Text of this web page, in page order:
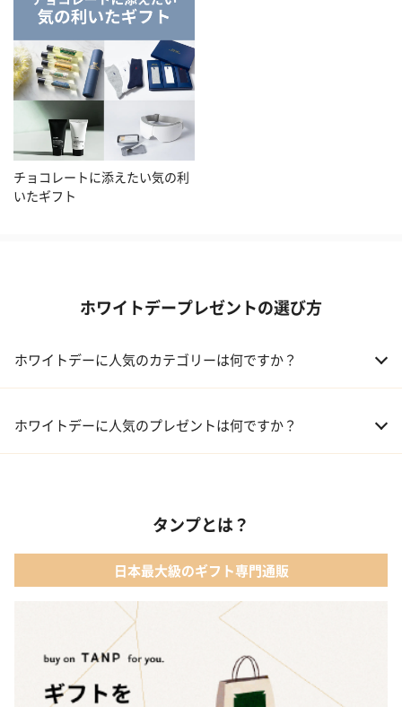
チョコレートに添えたい気の利
いたギフト
ホワイトデープレゼントの選び方
ホワイトデーに人気のカテゴリーは何ですか？
02 メイクアップ
04 コフレ・限定セット商品
05 レディースアクセサリー
ホワイトデーに人気のプレゼントは何ですか？
03 WEEKBOOK【温泉を超えた入浴剤】
04 テディベア&誕生石オープンハート
05【名入れギフト】toilette(トワレ)
タンプとは？
日本最大級のギフト専門通販